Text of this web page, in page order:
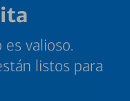
valioso.
listos para